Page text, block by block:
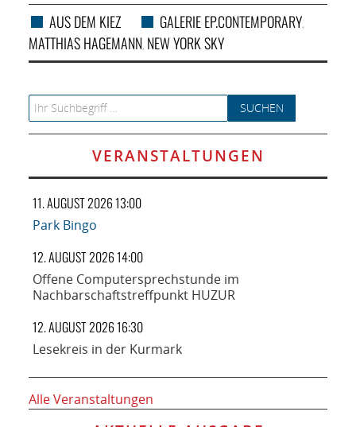
AUS DEM KIEZ GALERIE EP.CONTEMPORARY,
MATTHIAS HAGEMANN, NEW YORK SKY
Search for:
VERANSTALTUNGEN
11. AUGUST 2026 13:00
Park Bingo
12. AUGUST 2026 14:00
Offene Computersprechstunde im
Nachbarschaftstreffpunkt HUZUR
12. AUGUST 2026 16:30
Lesekreis in der Kurmark
Alle Veranstaltungen